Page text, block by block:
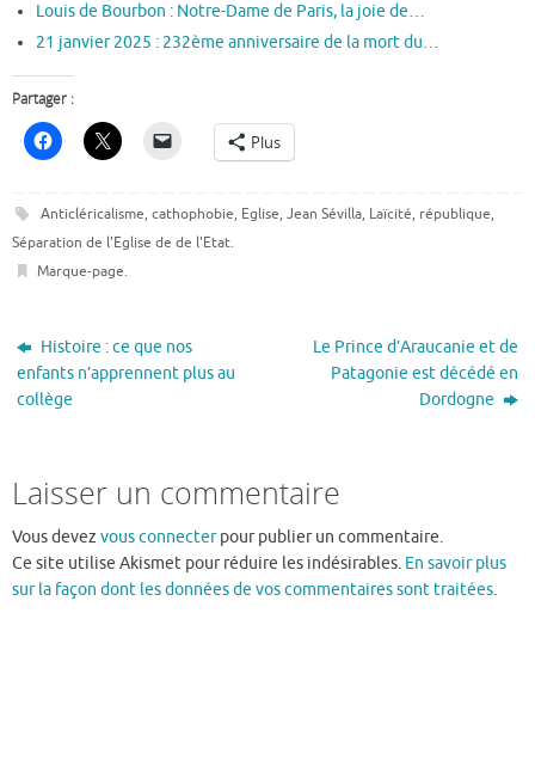
Louis de Bourbon : Notre-Dame de Paris, la joie de…
21 janvier 2025 : 232ème anniversaire de la mort du…
Partager :
Plus
Anticléricalisme, cathophobie, Eglise, Jean Sévilla, Laïcité, république,
Séparation de l'Eglise de de l'Etat.
Marque-page.
Histoire : ce que nos
enfants n’apprennent plus au
collège
Le Prince d’Araucanie et de
Patagonie est décédé en
Dordogne
Laisser un commentaire
Vous devez vous connecterpour publier un commentaire.
Ce site utilise Akismet pour réduire les indésirables. En savoir plus
sur la façon dont les données de vos commentaires sont traitées.